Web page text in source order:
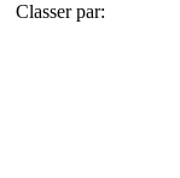
Classer par: